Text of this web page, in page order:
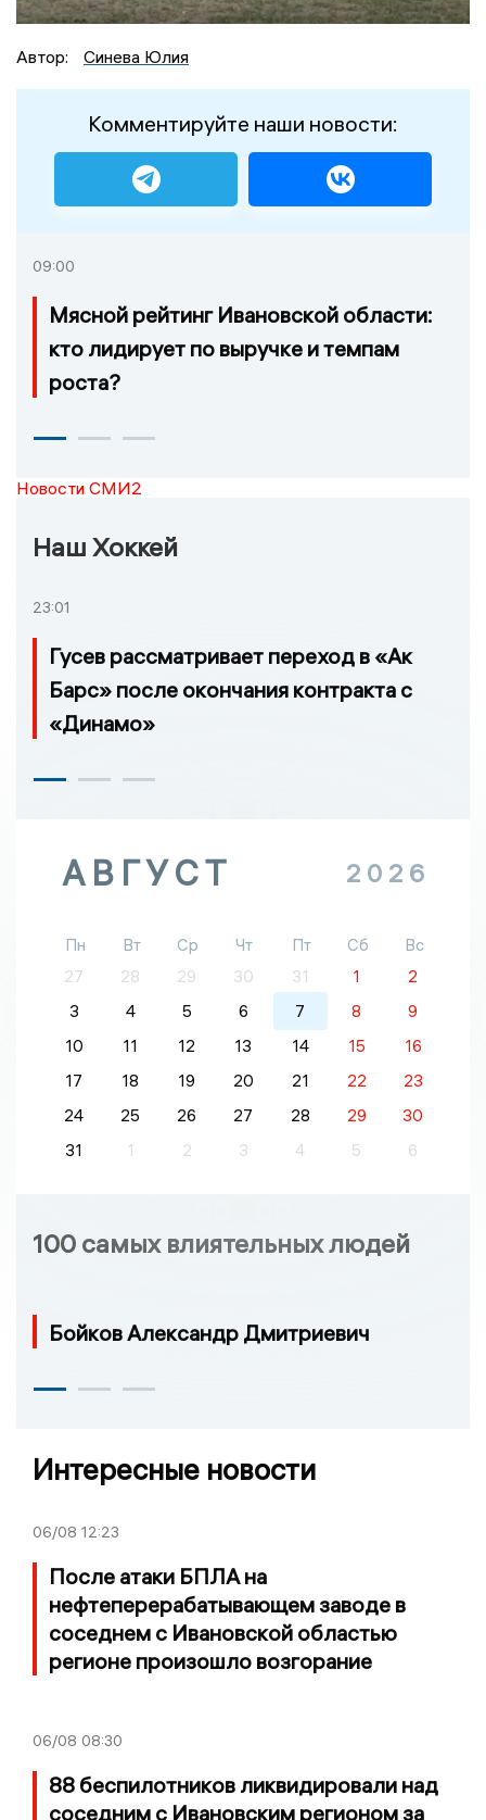
Автор: Синева Юлия
Комментируйте наши новости:
09:00
Мясной рейтинг Ивановской области:
кто лидирует по выручке и темпам
роста?
Новости СМИ2
Наш Хоккей
23:01
Гусев рассматривает переход в «Ак
Барс» после окончания контракта с
«Динамо»
АВГУСТ 2026
Пн Вт Ср Чт Пт Сб
Вс
27
28 29 30 31 1
2
3
4 5 6 7 8
9
10
11 12 13 14 15
16
17
18 19 20 21 22
23
24
25 26 27 28 29
30
31
1 2 3 4 5 6
100 самых влиятельных людей
Бойков Александр Дмитриевич
Интересные новости
06/08 12:23
После атаки БПЛА на
нефтеперерабатывающем заводе в
соседнем с Ивановской областью
регионе произошло возгорание
06/08 08:30
88 беспилотников ликвидировали над
соседним с Ивановским регионом за